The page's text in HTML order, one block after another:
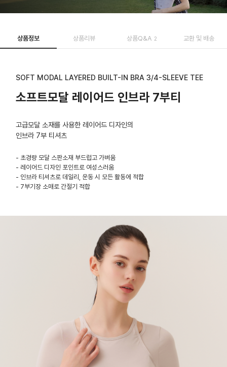
상품정보 상품리뷰 상품Q&A 2 교환 및 배송
SOFT MODAL LAYERED BUILT-IN BRA 3/4-SLEEVE TEE
소프트모달 레이어드 인브라 7부티
고급모달 소재를 사용한 레이어드 디자인의
인브라 7부 티셔츠
- 초경량 모달 스판소재 부드럽고 가벼움
- 레이어드 디자인 포인트로 여성스러움
- 인브라 티셔츠로 데일리, 운동 시 모든 활동에 적합
- 7부기장 소매로 간절기 적합